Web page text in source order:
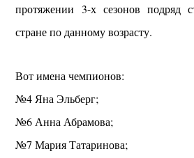
протяжении 3-х сезонов подряд
стране по данному возрасту.
Вот имена чемпионов:
№4 Яна Эльберг;
№6 Анна Абрамова;
№7 Мария Татаринова;